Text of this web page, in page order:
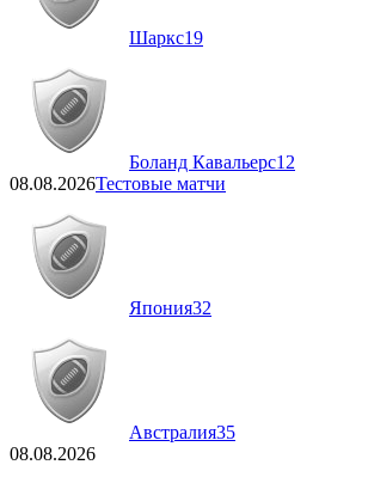
Шаркс19
Боланд Кавальерс12
08.08.2026Тестовые матчи
Япония32
Австралия35
08.08.2026